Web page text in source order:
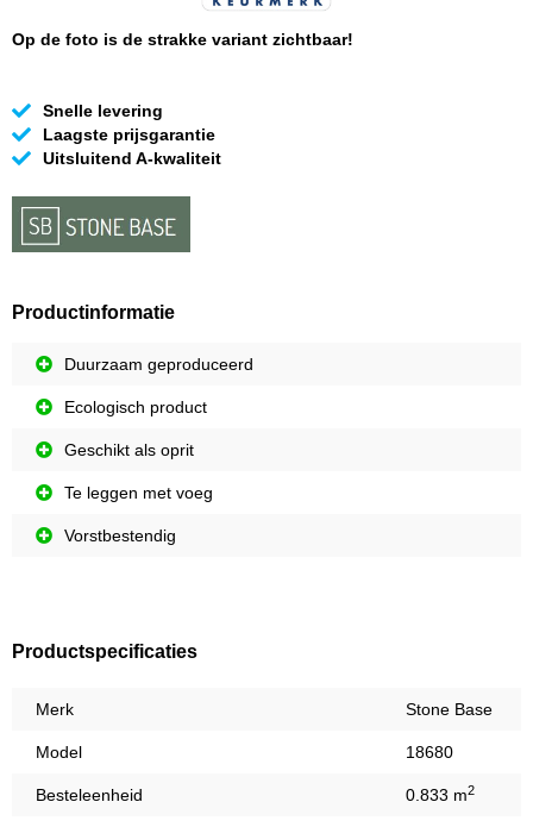
Op de foto is de strakke variant zichtbaar!
Snelle levering
Laagste prijsgarantie
Uitsluitend A-kwaliteit
Productinformatie
Duurzaam geproduceerd
Ecologisch product
Geschikt als oprit
Te leggen met voeg
Vorstbestendig
Productspecificaties
Merk Stone Base
Model 18680
Besteleenheid 0.833 m2